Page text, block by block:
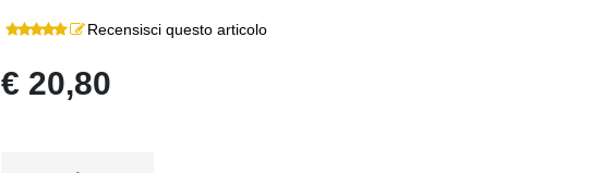
Recensisci questo articolo
€ 20,80